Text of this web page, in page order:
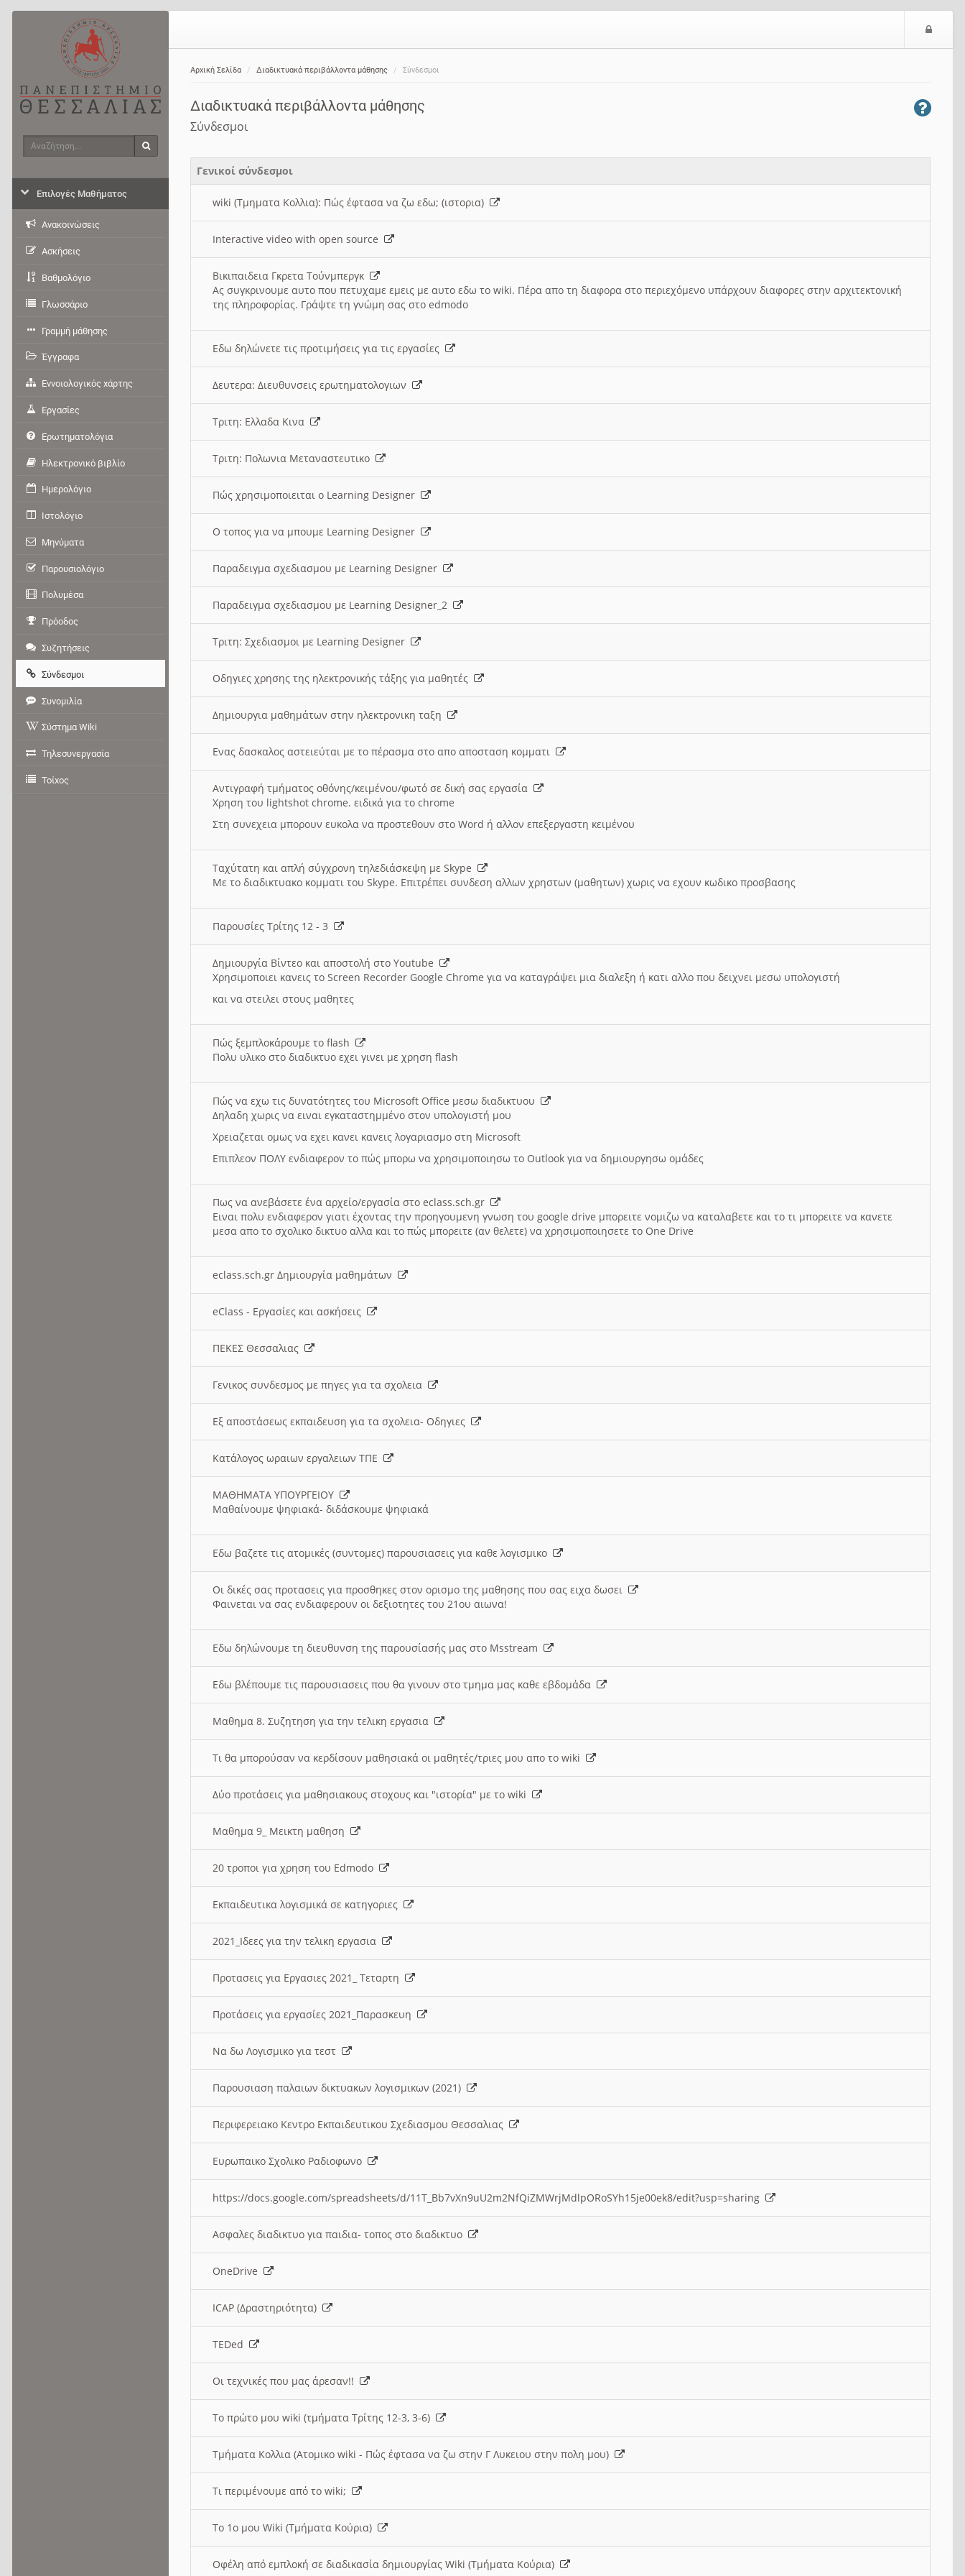
Αρχική Σελίδα Διαδικτυακά περιβάλλοντα μάθησης Σύνδεσμοι
Διαδικτυακά περιβάλλοντα μάθησης
Σύνδεσμοι
Γενικοί σύνδεσμοι
wiki (Τμηματα Κολλια): Πώς έφτασα να ζω εδω; (ιστορια)
Interactive video with open source
Βικιπαιδεια Γκρετα Τούνμπεργκ
Ας συγκρινουμε αυτο που πετυχαμε εμεις με αυτο εδω το wiki. Πέρα απο τη διαφορα στο περιεχόμενο υπάρχουν διαφορες στην αρχιτεκτονική
της πληροφορίας. Γράψτε τη γνώμη σας στο edmodo
Εδω δηλώνετε τις προτιμήσεις για τις εργασίες
Δευτερα: Διευθυνσεις ερωτηματολογιων
Τριτη: Ελλαδα Κινα
Τριτη: Πολωνια Μεταναστευτικο
Πώς χρησιμοποιειται ο Learning Designer
O τοπος για να μπουμε Learning Designer
Παραδειγμα σχεδιασμου με Learning Designer
Παραδειγμα σχεδιασμου με Learning Designer_2
Τριτη: Σχεδιασμοι με Learning Designer
Οδηγιες χρησης της ηλεκτρονικής τάξης για μαθητές
Δημιουργια μαθημάτων στην ηλεκτρονικη ταξη
Ενας δασκαλος αστειεύται με το πέρασμα στο απο αποσταση κομματι
Αντιγραφή τμήματος οθόνης/κειμένου/φωτό σε δική σας εργασία
Χρηση του lightshot chrome. ειδικά για το chrome
Στη συνεχεια μπορουν ευκολα να προστεθουν στο Word ή αλλον επεξεργαστη κειμένου
Ταχύτατη και απλή σύγχρονη τηλεδιάσκεψη με Skype
Με το διαδικτυακο κομματι του Skype. Επιτρέπει συνδεση αλλων χρηστων (μαθητων) χωρις να εχουν κωδικο προσβασης
Παρουσίες Τρίτης 12 - 3
Δημιουργία Βίντεο και αποστολή στο Youtube
Χρησιμοποιει κανεις το Screen Recorder Google Chrome για να καταγράψει μια διαλεξη ή κατι αλλο που δειχνει μεσω υπολογιστή
και να στειλει στους μαθητες
Πώς ξεμπλοκάρουμε το flash
Πολυ υλικο στο διαδικτυο εχει γινει με χρηση flash
Πώς να εχω τις δυνατότητες του Microsoft Office μεσω διαδικτυου
Δηλαδη χωρις να ειναι εγκαταστημμένο στον υπολογιστή μου
Χρειαζεται ομως να εχει κανει κανεις λογαριασμο στη Microsoft
Επιπλεον ΠΟΛΥ ενδιαφερον το πώς μπορω να χρησιμοποιησω το Outlook για να δημιουργησω ομάδες
Πως να ανεβάσετε ένα αρχείο/εργασία στο eclass.sch.gr
Ειναι πολυ ενδιαφερον γιατι έχοντας την προηγουμενη γνωση του google drive μπορειτε νομιζω να καταλαβετε και το τι μπορειτε να κανετε
μεσα απο το σχολικο δικτυο αλλα και το πώς μπορειτε (αν θελετε) να χρησιμοποιησετε το One Drive
eclass.sch.gr Δημιουργία μαθημάτων
eClass - Εργασίες και ασκήσεις
ΠΕΚΕΣ Θεσσαλιας
Γενικος συνδεσμος με πηγες για τα σχολεια
Εξ αποστάσεως εκπαιδευση για τα σχολεια- Οδηγιες
Κατάλογος ωραιων εργαλειων ΤΠΕ
ΜΑΘΗΜΑΤΑ ΥΠΟΥΡΓΕΙΟΥ
Μαθαίνουμε ψηφιακά- διδάσκουμε ψηφιακά
Εδω βαζετε τις ατομικές (συντομες) παρουσιασεις για καθε λογισμικο
Οι δικές σας προτασεις για προσθηκες στον ορισμο της μαθησης που σας ειχα δωσει
Φαινεται να σας ενδιαφερουν οι δεξιοτητες του 21ου αιωνα!
Εδω δηλώνουμε τη διευθυνση της παρουσίασής μας στο Msstream
Εδω βλέπουμε τις παρουσιασεις που θα γινουν στο τμημα μας καθε εβδομάδα
Μαθημα 8. Συζητηση για την τελικη εργασια
Τι θα μπορούσαν να κερδίσουν μαθησιακά οι μαθητές/τριες μου απο το wiki
Δύο προτάσεις για μαθησιακους στοχους και "ιστορία" με το wiki
Μαθημα 9_ Μεικτη μαθηση
20 τροποι για χρηση του Edmodo
Εκπαιδευτικα λογισμικά σε κατηγοριες
2021_Ιδεες για την τελικη εργασια
Προτασεις για Εργασιες 2021_ Τεταρτη
Προτάσεις για εργασίες 2021_Παρασκευη
Να δω Λογισμικο για τεστ
Παρουσιαση παλαιων δικτυακων λογισμικων (2021)
Περιφερειακο Κεντρο Εκπαιδευτικου Σχεδιασμου Θεσσαλιας
Ευρωπαικο Σχολικο Ραδιοφωνο
https://docs.google.com/spreadsheets/d/11T_Bb7vXn9uU2m2NfQiZMWrjMdlpORoSYh15je00ek8/edit?usp=sharing
Ασφαλες διαδικτυο για παιδια- τοπος στο διαδικτυο
OneDrive
ICAP (Δραστηριότητα)
TEDed
Οι τεχνικές που μας άρεσαν!!
Το πρώτο μου wiki (τμήματα Τρίτης 12-3, 3-6)
Τμήματα Κολλια (Ατομικο wiki - Πώς έφτασα να ζω στην Γ Λυκειου στην πολη μου)
Τι περιμένουμε από το wiki;
Το 1ο μου Wiki (Τμήματα Κούρια)
Οφέλη από εμπλοκή σε διαδικασία δημιουργίας Wiki (Τμήματα Κούρια)
Αναζήτηση
Επιλογές Μαθήματος
Ανακοινώσεις
Ασκήσεις
Βαθμολόγιο
Γλωσσάριο
Γραμμή μάθησης
Έγγραφα
Εννοιολογικός χάρτης
Εργασίες
Ερωτηματολόγια
Ηλεκτρονικό βιβλίο
Ημερολόγιο
Ιστολόγιο
Μηνύματα
Παρουσιολόγιο
Πολυμέσα
Πρόοδος
Συζητήσεις
Σύνδεσμοι
Συνομιλία
Σύστημα Wiki
Τηλεσυνεργασία
Τοίχος